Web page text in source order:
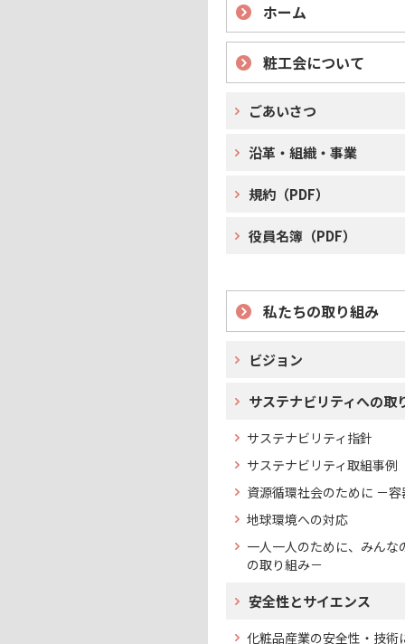
ホーム
粧工会について
ごあいさつ
沿革・組織・事業
規約（PDF）
役員名簿（PDF）
私たちの取り組み
ビジョン
サステナビリティへの取
サステナビリティ指針
サステナビリティ取組事例
資源循環社会のために －
地球環境への対応
一人一人のために、みん
の取り組み－
安全性とサイエンス
化粧品産業の安全性・技術